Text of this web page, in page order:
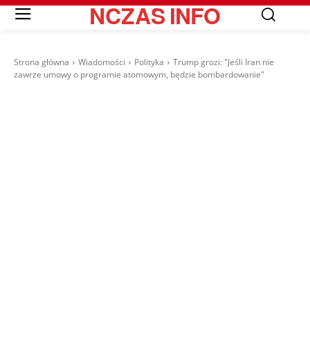
NCZASINFO
Strona główna Wiadomości Polityka
Trump grozi: "Jeśli Iran nie
zawrze umowy o programie atomowym, będzie bombardowanie"